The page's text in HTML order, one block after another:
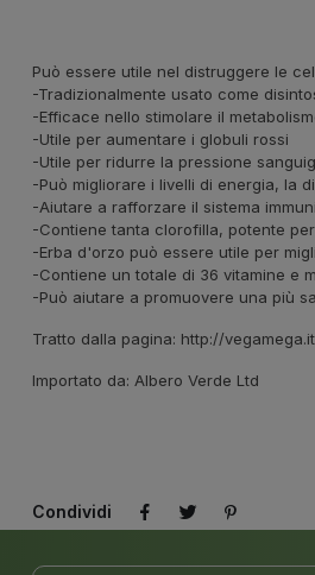
Può essere utile nel distruggere le
-Tradizionalmente usato come
-Efficace nello stimolare il
-Utile per aumentare i globuli rossi
-Utile per ridurre la pressione
-Può migliorare i livelli di energia, la
-Aiutare a rafforzare il sistema
-Contiene tanta clorofilla, potente
-Erba d'orzo può essere utile per
-Contiene un totale di 36 vitamine e
-Può aiutare a promuovere una più
Tratto dalla pagina: http://
Importato da: Albero Verde Ltd
Condividi